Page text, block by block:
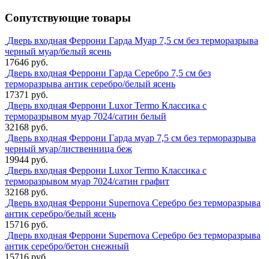
Сопутствующие товары
Дверь входная Феррони Гарда Муар 7,5 см без терморазрыва
черный муар/белый ясень
17646 руб.
Дверь входная Феррони Гарда Серебро 7,5 см без
терморазрыва антик серебро/белый ясень
17371 руб.
Дверь входная Феррони Luxor Termo Классика с
терморазрывом муар 7024/сатин белый
32168 руб.
Дверь входная Феррони Гарда муар 7,5 см без терморазрыва
черный муар/лиственница беж
19944 руб.
Дверь входная Феррони Luxor Termo Классика с
терморазрывом муар 7024/сатин графит
32168 руб.
Дверь входная Феррони Supernova Серебро без терморазрыва
антик серебро/белый ясень
15716 руб.
Дверь входная Феррони Supernova Серебро без терморазрыва
антик серебро/бетон снежный